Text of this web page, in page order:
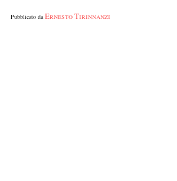
Pubblicato daErnesto Tirinnanzi